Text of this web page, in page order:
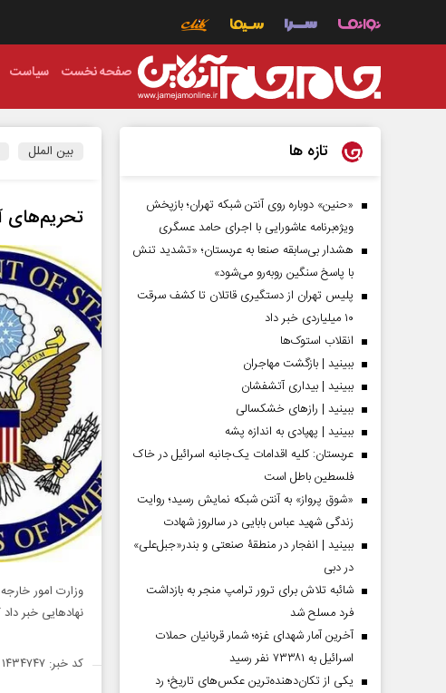
صفحه نخست سیاست
بین الملل
تحریم‌های
وزارت امور
نهاد‌هایی خبر
کد خبر: ۱۴۳۴۷۴۷
تازه ها
«حنین» دوباره روی آنتن شبکه تهران؛ بازپخش
ویژه‌برنامه عاشورایی با اجرای حامد عسگری
هشدار بی‌سابقه صنعا به عربستان؛ «تشدید تنش
با پاسخ سنگین روبه‌رو می‌شود»
پلیس تهران از دستگیری قاتلان تا کشف سرقت
۱۰ میلیاردی خبر داد
انقلاب استوک‌ها
ببینید | بازگشت مهاجران
ببینید | بیداری آتشفشان
ببینید | رازهای خشکسالی
ببینید | پهپادی به اندازه پشه
عربستان: کلیه اقدامات یک‌جانبه اسرائیل در خاک
فلسطین باطل است
«شوق پرواز» به آنتن شبکه نمایش رسید؛ روایت
زندگی شهید عباس بابایی در سالروز شهادت
ببینید | انفجار در منطقۀ صنعتی و بندر«جبل‌علی»
در دبی
شائبه تلاش برای ترور ترامپ منجر به بازداشت
فرد مسلح شد
آخرین آمار شهدای غزه؛ شمار قربانیان حملات
اسرائیل به ۷۳۳۸۱ نفر رسید
یکی از تکان‌دهنده‌ترین عکس‌های تاریخ؛ رد